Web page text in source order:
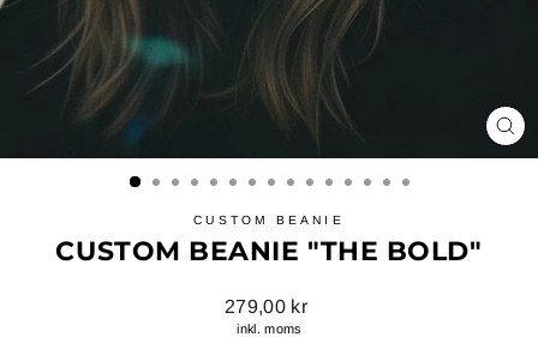
CUSTOM BEANIE
CUSTOM BEANIE "THE BOLD"
Normal
pris
279,00 kr
inkl. moms